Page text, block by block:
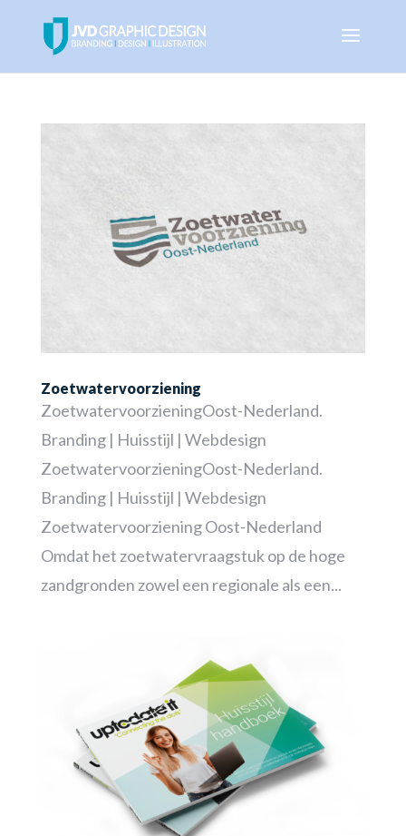
Zoetwatervoorziening
ZoetwatervoorzieningOost-Nederland.
Branding | Huisstijl | Webdesign
ZoetwatervoorzieningOost-Nederland.
Branding | Huisstijl | Webdesign
Zoetwatervoorziening Oost-Nederland
Omdat het zoetwatervraagstuk op de hoge
zandgronden zowel een regionale als een...